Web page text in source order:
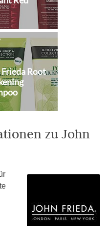
Frieda Root
zu John